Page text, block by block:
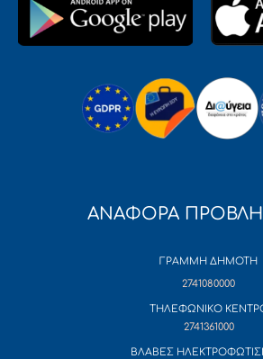
ΑΝΑΦΟΡΑ
ΓΡΑΜΜΗ ΔΗΜΟΤΗ
2741080000
ΤΗΛΕΦΩΝΙΚΟ
2741361000
ΒΛΑΒΕΣ